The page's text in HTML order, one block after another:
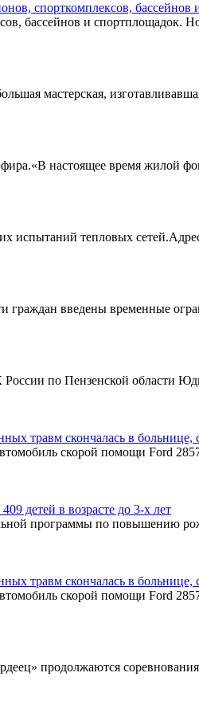
спорткомплексов, бассейнов
бассейнов и спортплощадок.
мастерская,
настоящее время жилой
испытаний тепловых
граждан введены временные
России по Пензенской области
травм скончалась в больнице,
скорой помощи Ford
детей в возрасте до 3-х лет
программы по повышению
травм скончалась в больнице,
скорой помощи Ford
продолжаются